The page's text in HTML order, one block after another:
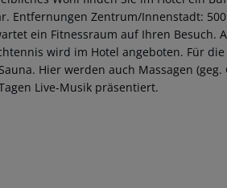
Entfernungen Zentrum/Innenstadt:
ein Fitnessraum auf Ihren Besuch.
wird im Hotel angeboten. Für
Hier werden auch Massagen (geg.
Live-Musik präsentiert.